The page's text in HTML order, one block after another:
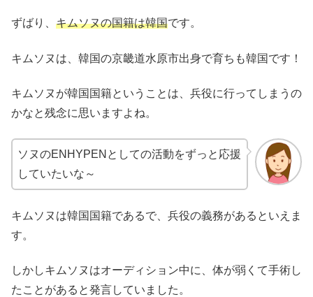
ずばり、 キムソヌの国籍は韓国です。
キムソヌは、韓国の京畿道水原市出身で育ちも韓国です！
キムソヌが韓国国籍ということは、兵役に行ってしまうの
かなと残念に思いますよね。
ソヌのENHYPENとしての活動をずっと応援
していたいな～
キムソヌは韓国国籍であるで、兵役の義務があるといえま
す。
しかしキムソヌはオーディション中に、体が弱くて手術し
たことがあると発言していました。